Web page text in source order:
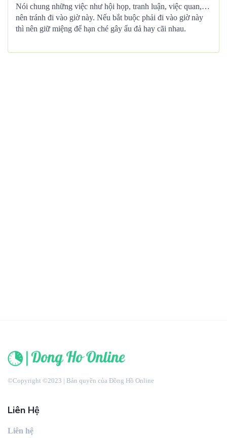
Nói chung những việc như hội họp, tranh luận, việc quan,…
nên tránh đi vào giờ này. Nếu bắt buộc phải đi vào giờ này
thì nên giữ miệng để hạn ché gây ẩu đả hay cãi nhau.
©Copyright ©2023 | Bản quyền của Đồng Hồ Online
Liên Hệ
Liên hệ